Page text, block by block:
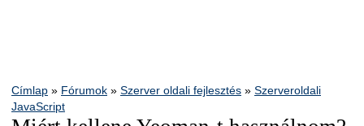
Címlap » Fórumok » Szerver oldali fejlesztés » Szerveroldali
JavaScript